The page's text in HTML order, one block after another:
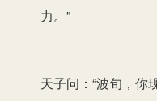
力。”
天子问：“波旬，你